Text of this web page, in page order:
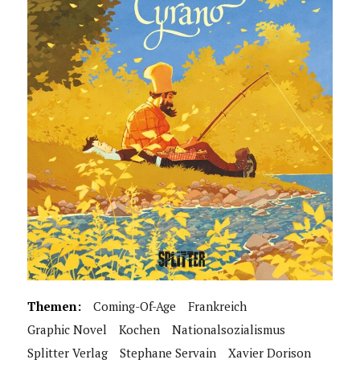
Themen: Coming-Of-Age
Frankreich
Graphic Novel
Kochen
Nationalsozialismus
Splitter Verlag
Stephane Servain Xavier Dorison